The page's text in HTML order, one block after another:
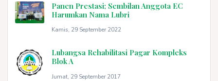
Panen Prestasi; Sembilan Anggota EC
Harumkan Nama Lubri
Kamis, 29 September 2022
Lubangsa Rehabilitasi Pagar Kompleks
Blok A
Jumat, 29 September 2017